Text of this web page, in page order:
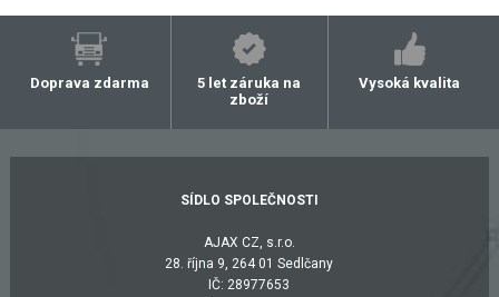
Doprava zdarma
5 let záruka na
zboží
Vysoká kvalita
SÍDLO SPOLEČNOSTI
AJAX CZ, s.r.o.
28. října 9, 264 01 Sedlčany
IČ: 28977653